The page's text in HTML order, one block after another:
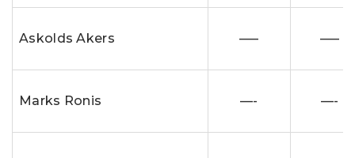
Askolds Akers —– —–
Marks Ronis —- —-